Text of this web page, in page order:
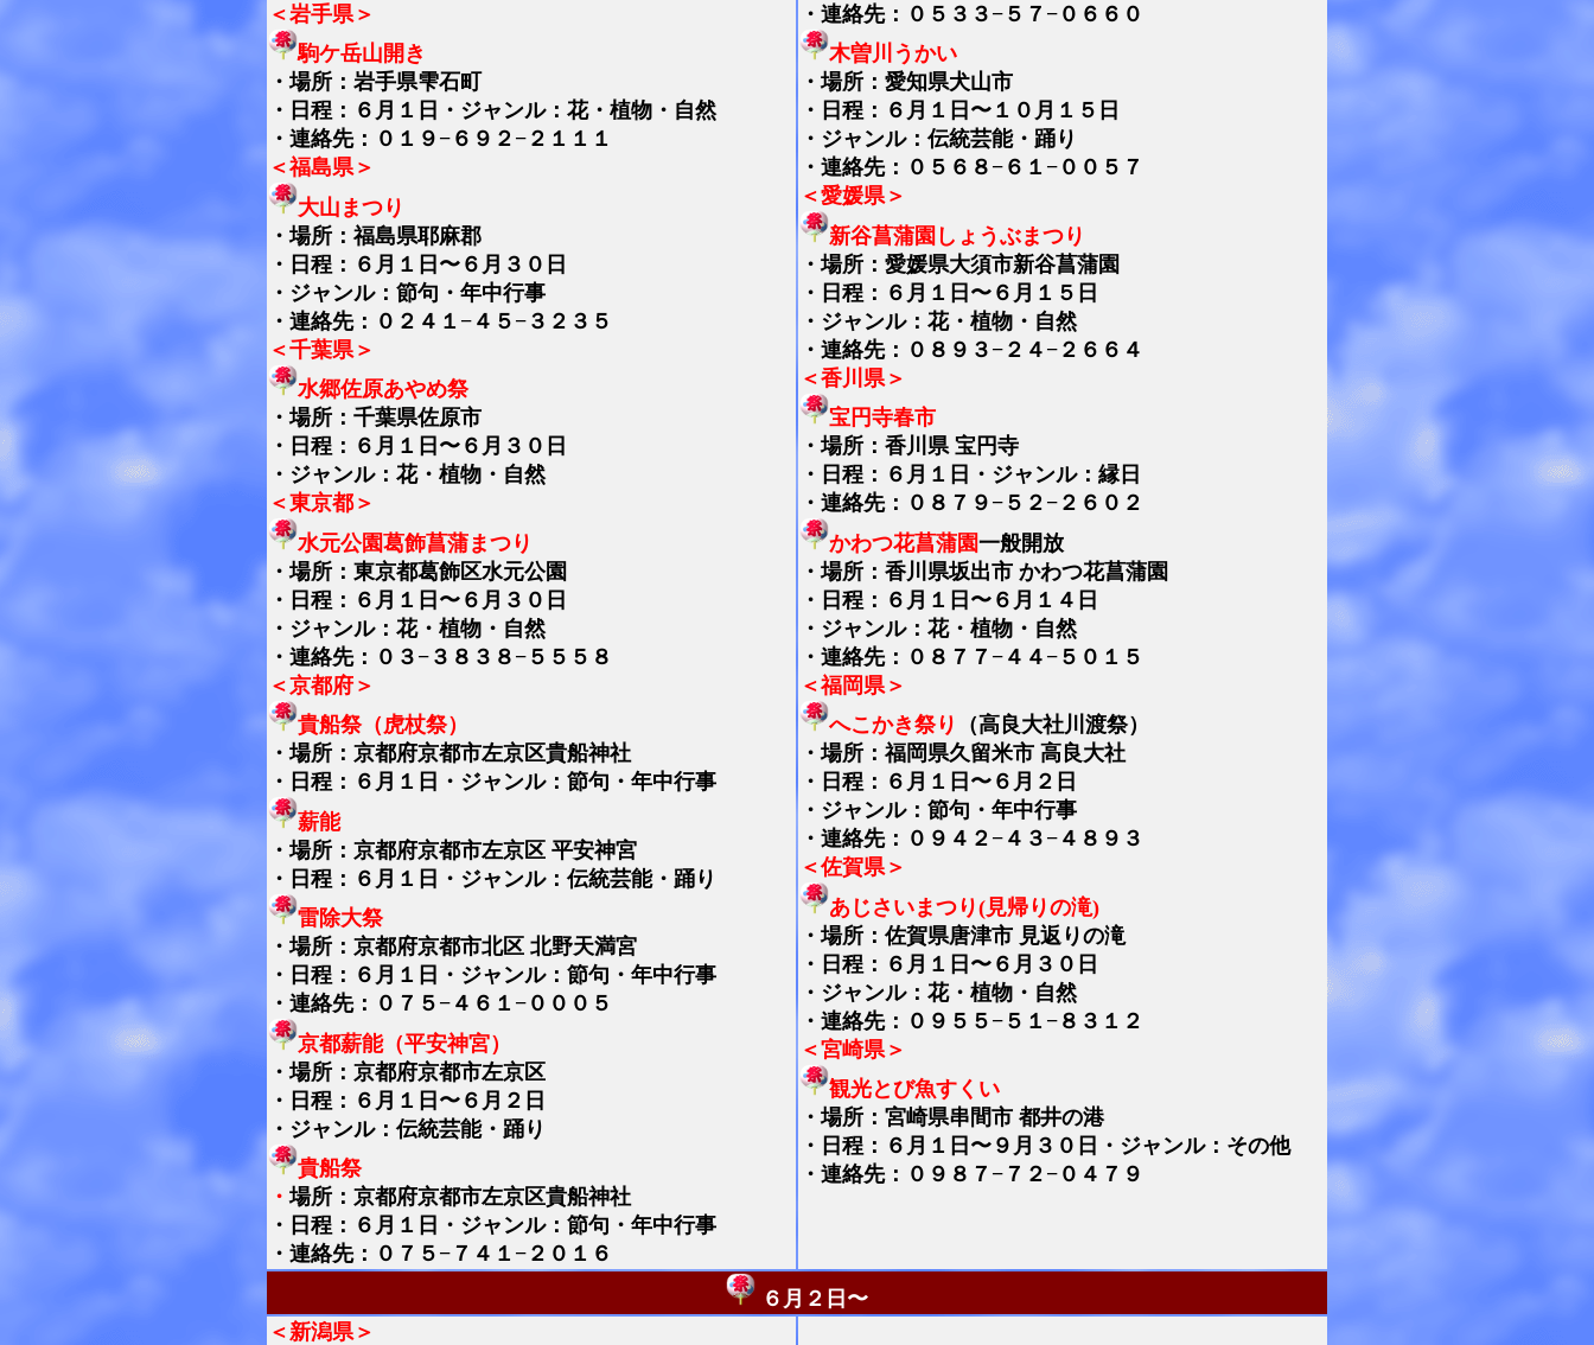
＜岩手県＞
駒ケ岳山開き
・場所：岩手県雫石町
・日程：６月１日・ジャンル：花・植物・自然
・連絡先：０１９−６９２−２１１１
＜福島県＞
大山まつり
・場所：福島県耶麻郡
・日程：６月１日〜６月３０日
・ジャンル：節句・年中行事
・連絡先：０２４１−４５−３２３５
＜千葉県＞
水郷佐原あやめ祭
・場所：千葉県佐原市
・日程：６月１日〜６月３０日
・ジャンル：花・植物・自然
＜東京都＞
水元公園葛飾菖蒲まつり
・場所：東京都葛飾区水元公園
・日程：６月１日〜６月３０日
・ジャンル：花・植物・自然
・連絡先：０３−３８３８−５５５８
＜京都府＞
貴船祭（虎杖祭）
・場所：京都府京都市左京区貴船神社
・日程：６月１日・ジャンル：節句・年中行事
薪能
・場所：京都府京都市左京区 平安神宮
・日程：６月１日・ジャンル：伝統芸能・踊り
雷除大祭
・場所：京都府京都市北区 北野天満宮
・日程：６月１日・ジャンル：節句・年中行事
・連絡先：０７５−４６１−０００５
京都薪能（平安神宮）
・場所：京都府京都市左京区
・日程：６月１日〜６月２日
・ジャンル：伝統芸能・踊り
貴船祭
・場所：京都府京都市左京区貴船神社
・日程：６月１日・ジャンル：節句・年中行事
・連絡先：０７５−７４１−２０１６
・連絡先：０５３３−５７−０６６０
木曽川うかい
・場所：愛知県犬山市
・日程：６月１日〜１０月１５日
・ジャンル：伝統芸能・踊り
・連絡先：０５６８−６１−００５７
＜愛媛県＞
新谷菖蒲園しょうぶまつり
・場所：愛媛県大須市新谷菖蒲園
・日程：６月１日〜６月１５日
・ジャンル：花・植物・自然
・連絡先：０８９３−２４−２６６４
＜香川県＞
宝円寺春市
・場所：香川県 宝円寺
・日程：６月１日・ジャンル：縁日
・連絡先：０８７９−５２−２６０２
かわつ花菖蒲園一般開放
・場所：香川県坂出市 かわつ花菖蒲園
・日程：６月１日〜６月１４日
・ジャンル：花・植物・自然
・連絡先：０８７７−４４−５０１５
＜福岡県＞
へこかき祭り
（高良大社川渡祭）
・場所：福岡県久留米市 高良大社
・日程：６月１日〜６月２日
・ジャンル：節句・年中行事
・連絡先：０９４２−４３−４８９３
＜佐賀県＞
あじさいまつり(見帰りの滝)
・場所：佐賀県唐津市 見返りの滝
・日程：６月１日〜６月３０日
・ジャンル：花・植物・自然
・連絡先：０９５５−５１−８３１２
＜宮崎県＞
観光とび魚すくい
・場所：宮崎県串間市 都井の港
・日程：６月１日〜９月３０日・ジャンル：その他
・連絡先：０９８７−７２−０４７９
６月２日〜
＜新潟県＞